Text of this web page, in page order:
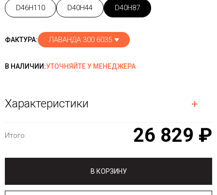
D46H110 D40H44 D40H87
ФАКТУРА: ЛАВАНДА 300 6035
В НАЛИЧИИ:УТОЧНЯЙТЕ У МЕНЕДЖЕРА
Характеристики
Итого: 26 829 ₽
В КОРЗИНУ